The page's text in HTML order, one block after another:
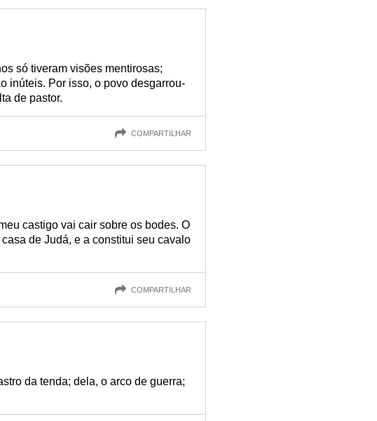
só tiveram visões mentirosas;
inúteis. Por isso, o povo desgarrou-
de pastor.
COMPARTILHAR
castigo vai cair sobre os bodes. O
de Judá, e a constitui seu cavalo
COMPARTILHAR
da tenda; dela, o arco de guerra;